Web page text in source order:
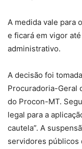
A medida vale para
e ficará em vigor
administrativo.
A decisão foi
Procuradoria-Geral
do Procon-MT.
legal para a
cautela”. A
servidores públicos